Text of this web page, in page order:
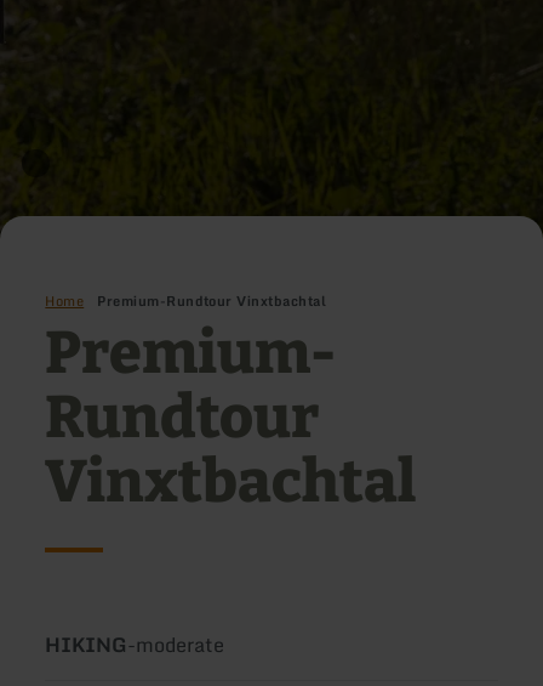
Home Premium-Rundtour Vinxtbachtal
Premium-
Rundtour
Vinxtbachtal
Type
HIKING-Difficulty:
moderate